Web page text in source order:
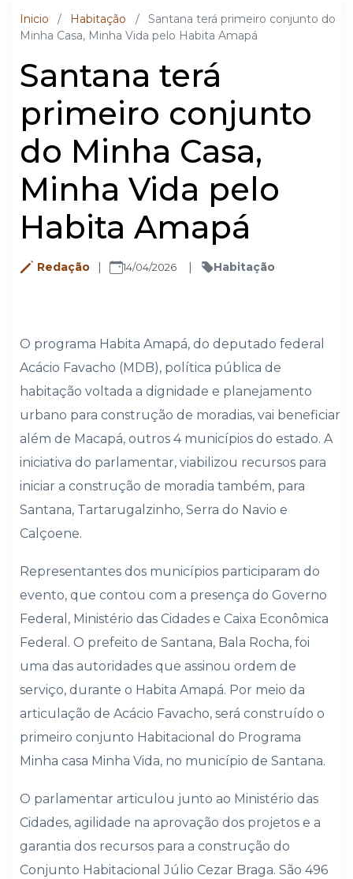
Inicio / Habitação /
Santana terá primeiro conjunto do
Minha Casa, Minha Vida pelo Habita Amapá
Santana terá
primeiro conjunto
do Minha Casa,
Minha Vida pelo
Habita Amapá
Redação 14/04/2026 Habitação
O programa Habita Amapá, do deputado federal
Acácio Favacho (MDB), política pública de
habitação voltada a dignidade e planejamento
urbano para construção de moradias, vai beneficiar
além de Macapá, outros 4 municípios do estado. A
iniciativa do parlamentar, viabilizou recursos para
iniciar a construção de moradia também, para
Santana, Tartarugalzinho, Serra do Navio e
Calçoene.
Representantes dos municípios participaram do
evento, que contou com a presença do Governo
Federal, Ministério das Cidades e Caixa Econômica
Federal. O prefeito de Santana, Bala Rocha, foi
uma das autoridades que assinou ordem de
serviço, durante o Habita Amapá. Por meio da
articulação de Acácio Favacho, será construído o
primeiro conjunto Habitacional do Programa
Minha casa Minha Vida, no município de Santana.
O parlamentar articulou junto ao Ministério das
Cidades, agilidade na aprovação dos projetos e a
garantia dos recursos para a construção do
Conjunto Habitacional Júlio Cezar Braga. São 496